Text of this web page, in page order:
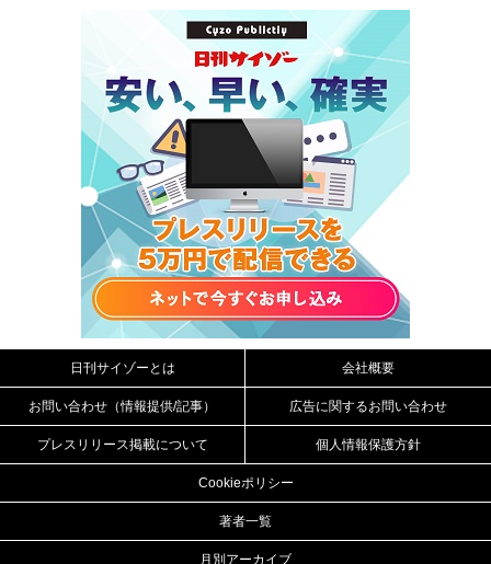
日刊サイゾーとは 会社概要
お問い合わせ（情報提供/記事） 広告に関するお問い合わせ
プレスリリース掲載について 個人情報保護方針
Cookieポリシー
著者一覧
月別アーカイブ